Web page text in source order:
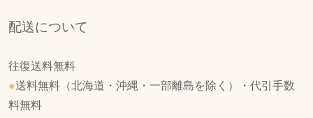
配送について
往復送料無料
●送料無料（北海道・沖縄・一部離島を除く）・代引手数
料無料